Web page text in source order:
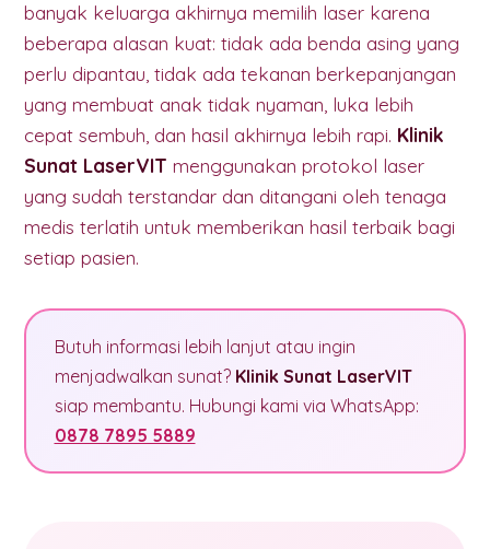
banyak keluarga akhirnya memilih laser karena
beberapa alasan kuat: tidak ada benda asing yang
perlu dipantau, tidak ada tekanan berkepanjangan
yang membuat anak tidak nyaman, luka lebih
cepat sembuh, dan hasil akhirnya lebih rapi. Klinik
Sunat LaserVIT menggunakan protokol laser
yang sudah terstandar dan ditangani oleh tenaga
medis terlatih untuk memberikan hasil terbaik bagi
setiap pasien.
Butuh informasi lebih lanjut atau ingin
menjadwalkan sunat? Klinik Sunat LaserVIT
siap membantu. Hubungi kami via WhatsApp:
0878 7895 5889